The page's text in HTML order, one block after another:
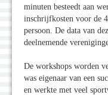
minuten besteedt aan
inschrijfkosten voor de
persoon. De data van
deelnemende
De workshops worden
was eigenaar van een
en werkte met veel